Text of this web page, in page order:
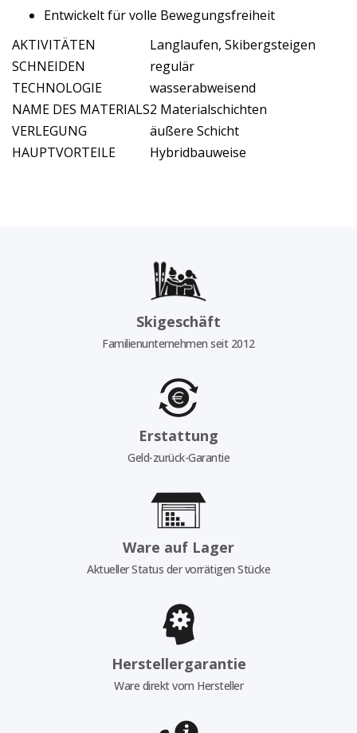
Entwickelt für volle Bewegungsfreiheit
AKTIVITÄTEN
Langlaufen, Skibergsteigen
SCHNEIDEN
regulär
TECHNOLOGIE
wasserabweisend
NAME DES MATERIALS2 Materialschichten
VERLEGUNG
äußere Schicht
HAUPTVORTEILE
Hybridbauweise
Skigeschäft
Familienunternehmen seit 2012
Erstattung
Geld-zurück-Garantie
Ware auf Lager
Aktueller Status der vorrätigen Stücke
Herstellergarantie
Ware direkt vom Hersteller